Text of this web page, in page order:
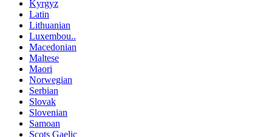
Kyrgyz
Latin
Lithuanian
Luxembou..
Macedonian
Maltese
Maori
Norwegian
Serbian
Slovak
Slovenian
Samoan
Scots Gaelic